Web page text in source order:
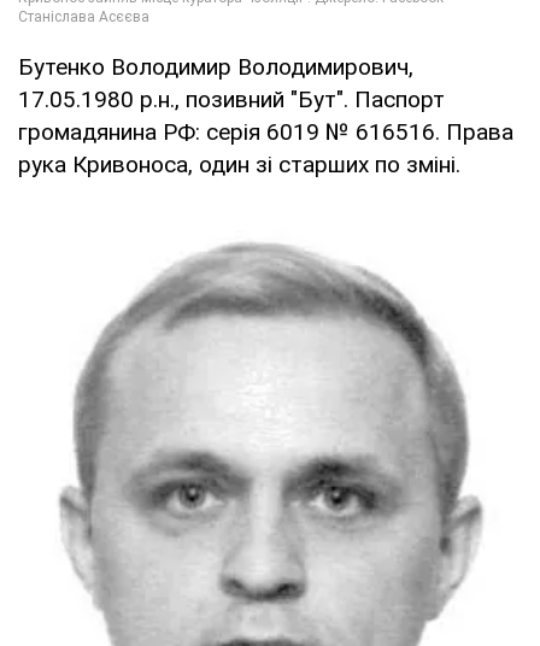
Бутенко Володимир Володимирович,
17.05.1980 р.н., позивний "Бут". Паспорт
громадянина РФ: серія 6019 № 616516. Права
рука Кривоноса, один зі старших по зміні.